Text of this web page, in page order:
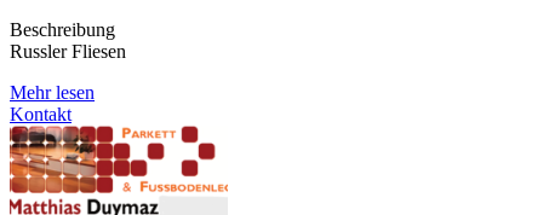
Beschreibung
Russler Fliesen
Mehr lesen
Kontakt